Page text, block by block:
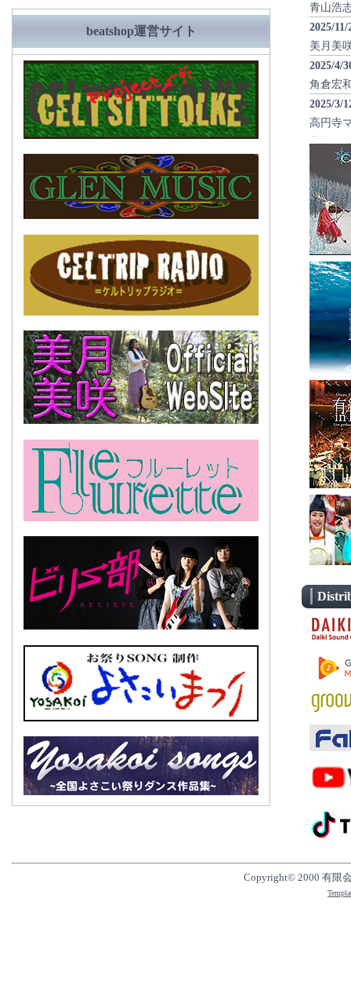
青山浩
2025/11/
美月美
2025/4/
角倉宏
2025/3/
高円寺
曲）
2025/1/
JUGEN
2024/12/
2024/12/
Winston
2024/11/
仲代奈
2024/9/
美月美
2024/5/
河上幸
2023/12/
JUGEN
2023/12/
美月美
2023/9/
美月美
2023/7/
青木美
2023/4/
美月美
2022/1/
JUGEN
2022/12/
美月美
2022/
始！
美月美
青木美
美月美
2022/12/
2022/12/
美月美
beatshop運営サイト
Copyright© 2000 有限